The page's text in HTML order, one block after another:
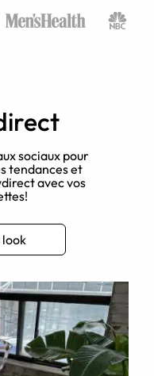
sociaux pour
tendances et
avec vos